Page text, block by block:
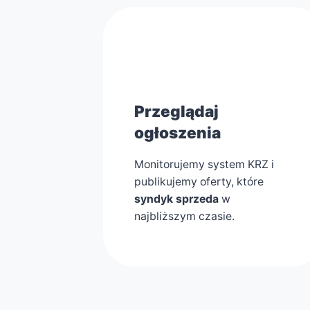
Przeglądaj
ogłoszenia
Monitorujemy system KRZ i
publikujemy oferty, które
syndyk sprzeda w
najbliższym czasie.